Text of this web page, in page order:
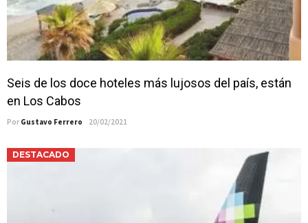
Seis de los doce hoteles más lujosos del país, están
en Los Cabos
Por Gustavo Ferrero 20/02/2021
DESTACADO